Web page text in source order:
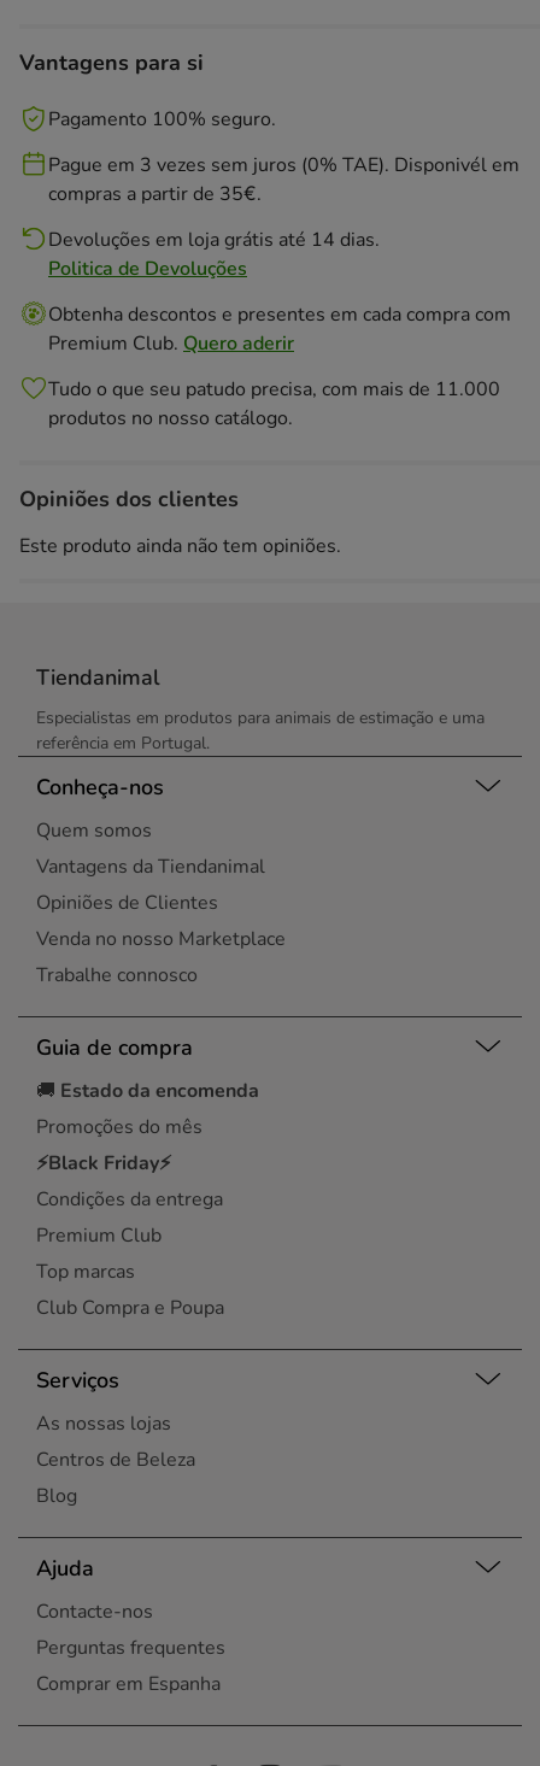
Vantagens para si
Pagamento 100% seguro.
Pague em 3 vezes sem juros (0% TAE). Disponivél em
compras a partir de 35€.
Devoluções em loja grátis até 14 dias.
Politica de Devoluções
Obtenha descontos e presentes em cada compra com
Premium Club. Quero aderir
Tudo o que seu patudo precisa, com mais de 11.000
produtos no nosso catálogo.
Opiniões dos clientes
Este produto ainda não tem opiniões.
Tiendanimal
Especialistas em produtos para animais de estimação e uma
referência em Portugal.
Conheça-nos
Quem somos
Vantagens da Tiendanimal
Opiniões de Clientes
Venda no nosso Marketplace
Trabalhe connosco
Guia de compra
🚚 Estado da encomenda
Promoções do mês
⚡Black Friday⚡
Condições da entrega
Premium Club
Top marcas
Club Compra e Poupa
Serviços
As nossas lojas
Centros de Beleza
Blog
Ajuda
Contacte-nos
Perguntas frequentes
Comprar em Espanha